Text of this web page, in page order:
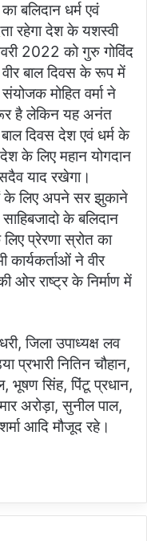
बलिदान धर्म एवं
रहेगा देश के यशस्वी
2022 को गुरु गोविंद
बाल दिवस के रूप में
मोहित वर्मा ने
है लेकिन यह अनंत
दिवस देश एवं धर्म के
के लिए महान योगदान
याद रखेगा।
के लिए अपने सर झुकाने
के बलिदान
प्रेरणा स्रोत का
ने वीर
ओर राष्ट्र के निर्माण में
जिला उपाध्यक्ष लव
प्रभारी नितिन चौहान,
भूषण सिंह, पिंटू प्रधान,
अरोड़ा, सुनील पाल,
आदि मौजूद रहे।